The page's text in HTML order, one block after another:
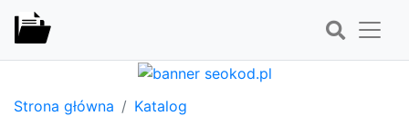
Strona główna
Katalog